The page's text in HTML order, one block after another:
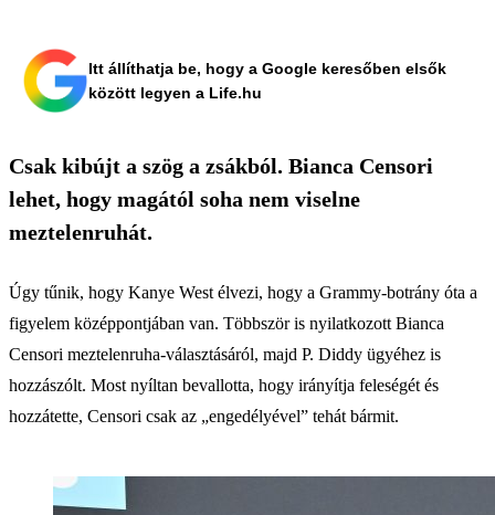
Itt állíthatja be, hogy a Google keresőben elsők
között legyen a Life.hu
Csak kibújt a szög a zsákból. Bianca Censori
lehet, hogy magától soha nem viselne
meztelenruhát.
Úgy tűnik, hogy Kanye West élvezi, hogy a Grammy-botrány óta a
figyelem középpontjában van. Többször is nyilatkozott Bianca
Censori meztelenruha-választásáról, majd P. Diddy ügyéhez is
hozzászólt. Most nyíltan bevallotta, hogy irányítja feleségét és
hozzátette, Censori csak az „engedélyével” tehát bármit.